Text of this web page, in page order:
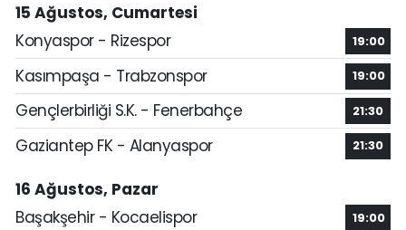
15 Ağustos, Cumartesi
Konyaspor - Rizespor
19:00
Kasımpaşa - Trabzonspor 19:00
Gençlerbirliği S.K. - Fenerbahçe 21:30
Gaziantep FK - Alanyaspor 21:30
16 Ağustos, Pazar
Başakşehir - Kocaelispor
19:00